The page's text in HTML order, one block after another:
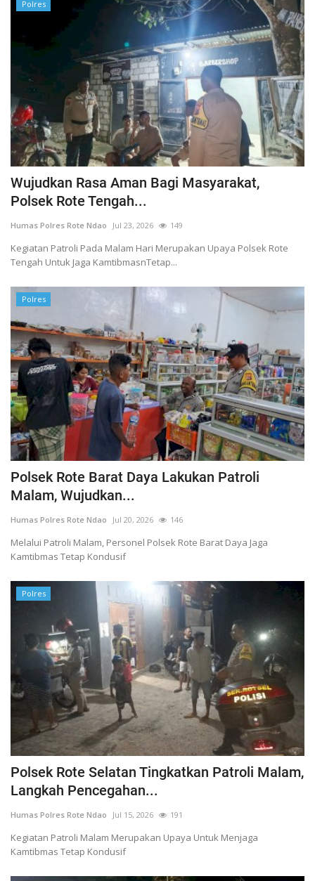
Polres
Wujudkan Rasa Aman Bagi Masyarakat,
Polsek Rote Tengah...
Humas Polres Rote Ndao Jul 23, 2026 149
Kegiatan Patroli Pada Malam Hari Merupakan Upaya Polsek Rote
Tengah Untuk Jaga KamtibmasnTetap...
Polres
Polsek Rote Barat Daya Lakukan Patroli
Malam, Wujudkan...
Humas Polres Rote Ndao Jul 20, 2026 146
Melalui Patroli Malam, Personel Polsek Rote Barat Daya Jaga
Kamtibmas Tetap Kondusif
Polres
Polsek Rote Selatan Tingkatkan Patroli Malam,
Langkah Pencegahan...
Humas Polres Rote Ndao Jul 15, 2026 191
Kegiatan Patroli Malam Merupakan Upaya Untuk Menjaga
Kamtibmas Tetap Kondusif